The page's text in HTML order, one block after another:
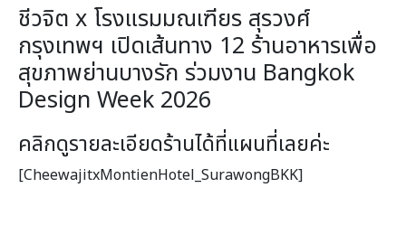
ชีวจิต x โรงแรมมณเฑียร สุรวงศ์
กรุงเทพฯ เปิดเส้นทาง 12 ร้านอาหารเพื่อ
สุขภาพย่านบางรัก ร่วมงาน Bangkok
Design Week 2026
คลิกดูรายละเอียดร้านได้ที่แผนที่เลยค่ะ
[CheewajitxMontienHotel_SurawongBKK]